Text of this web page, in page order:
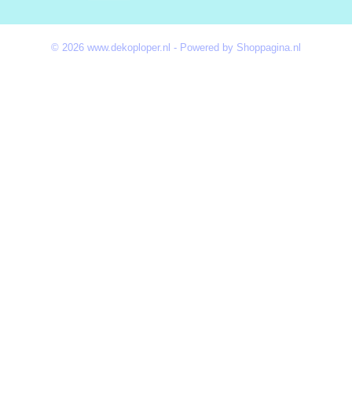
© 2026 www.dekoploper.nl - Powered by Shoppagina.nl